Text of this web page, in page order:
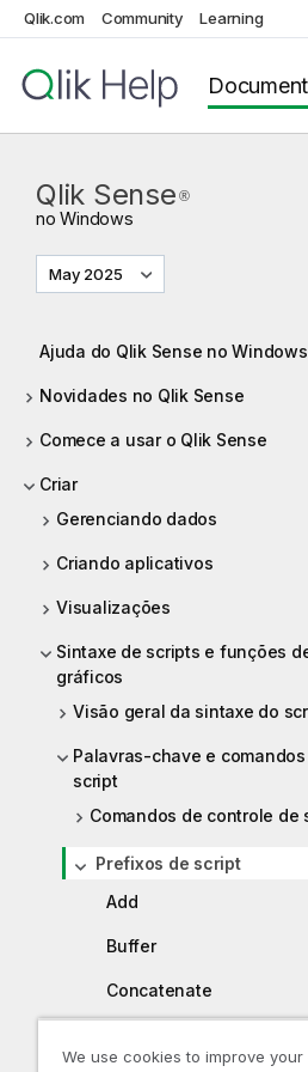
Qlik.com Community Learning
Qlik Sense ®
noWindows
May 2025
Ajuda do Qlik Sense no Windows
Novidades no Qlik Sense
Comece a usar o Qlik Sense
Criar
Gerenciando dados
Criando aplicativos
Visualizações
Sintaxe de scripts e funções
gráficos
Visão geral da sintaxe do
Palavras-chave e comandos
script
Comandos de controle de
Prefixos de script
Add
Buffer
Concatenate
We use cookies to improve